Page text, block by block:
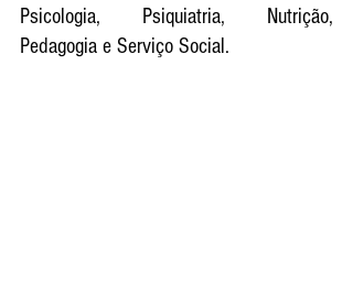
Psicologia, Psiquiatria, Nutrição,
Pedagogia e Serviço Social.